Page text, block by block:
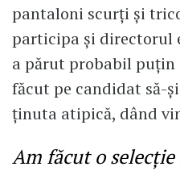
pantaloni scurți și
participa și directorul
a părut probabil puțin
făcut pe candidat să-
ținuta atipică, dând
Am făcut o